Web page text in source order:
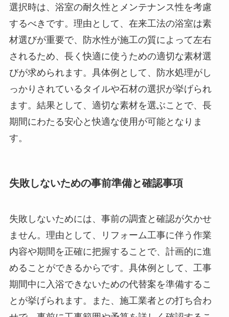
選択時は、浴室の耐久性とメンテナンス性を考慮
するべきです。理由として、在来工法の浴室は素
材選びが重要で、防水性が施工の質によって左右
されるため、長く快適に使うための適切な素材選
びが求められます。具体例として、防水処理がし
っかりされているタイルや石材の選択が挙げられ
ます。結果として、適切な素材を選ぶことで、長
期間にわたる安心と快適な使用が可能となりま
す。
失敗しないための事前準備と確認事項
失敗しないためには、事前の調査と確認が欠かせ
ません。理由として、リフォーム工事に伴う作業
内容や期間を正確に把握することで、計画的に進
めることができるからです。具体例として、工事
期間中に入浴できないための代替案を準備するこ
とが挙げられます。また、施工業者との打ち合わ